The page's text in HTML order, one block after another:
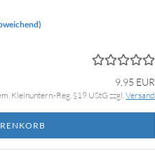
9,95 EUR
Kleinuntern.-Reg. §19 UStG zzgl.Versand